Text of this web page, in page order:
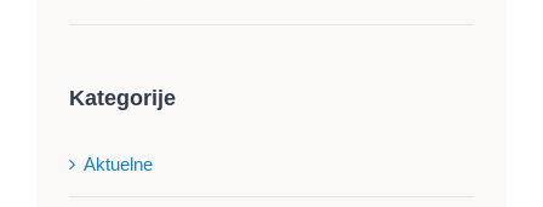
Kategorije
Aktuelne